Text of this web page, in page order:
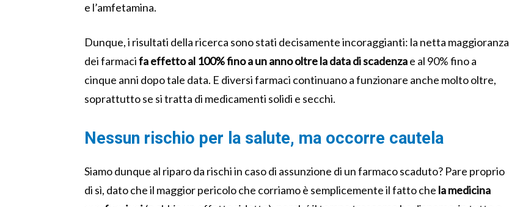
e l’amfetamina.
Dunque, i risultati della ricerca sono stati decisamente incoraggianti: la netta maggioranza
dei farmacifa effetto al 100% fino a un annooltre la data di scadenzae al 90% fino a
cinque anni dopo tale data. E diversi farmaci continuano a funzionare anche molto oltre,
soprattutto se si tratta di medicamenti solidi e secchi.
Nessun rischio per la salute, ma occorre cautela
Siamo dunque al riparo da rischi in caso di assunzione di un farmaco scaduto? Pare proprio
di sì, dato che il maggior pericolo che corriamo è semplicemente il fatto che la medicina